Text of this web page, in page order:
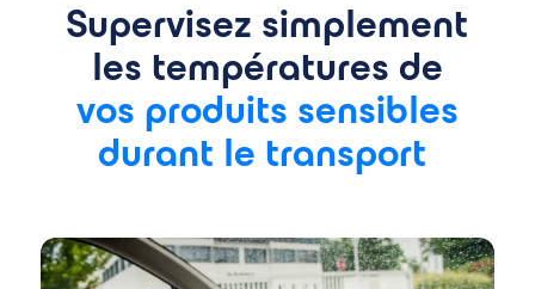
Supervisez simplement
les températures de
vos produits sensibles
durant le transport